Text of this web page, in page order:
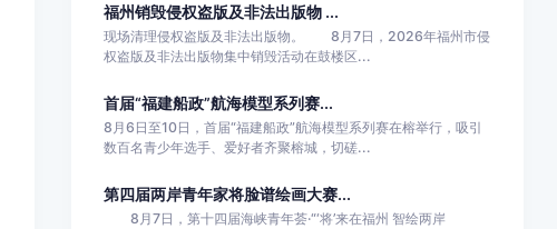
福州销毁侵权盗版及非法出版物 ...
现场清理侵权盗版及非法出版物。 8月7日，2026年福州市侵
权盗版及非法出版物集中销毁活动在鼓楼区...
首届“福建船政”航海模型系列赛...
8月6日至10日，首届“福建船政”航海模型系列赛在榕举行，吸引
数百名青少年选手、爱好者齐聚榕城，切磋...
第四届两岸青年家将脸谱绘画大赛...
8月7日，第十四届海峡青年荟·“‘将’来在福州 智绘两岸